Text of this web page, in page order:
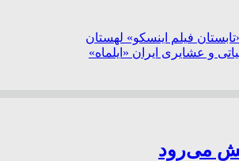
فیلم اینسکو» لهستان
و عشایری ایران «ایلماه»
می‌رود